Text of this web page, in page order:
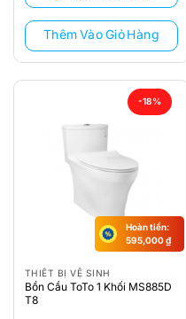
7.610.000 ₫.
Thêm Vào Giỏ Hàng
-18%
Hoàn tiền:
595,000₫
THIẾT BỊ VỆ SINH
Bồn Cầu ToTo 1 Khối MS885D
T8